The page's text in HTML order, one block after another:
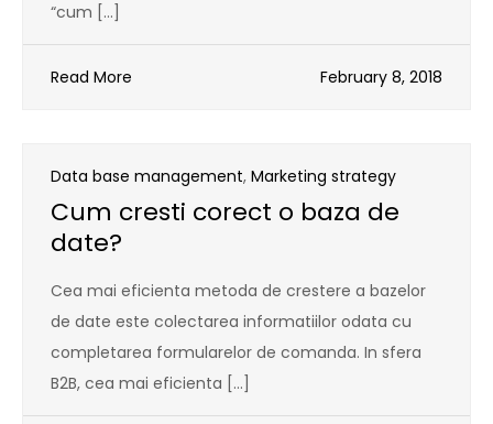
“cum […]
Read More February 8, 2018
Data base management, Marketing strategy
Cum cresti corect o baza de
date?
Cea mai eficienta metoda de crestere a bazelor
de date este colectarea informatiilor odata cu
completarea formularelor de comanda. In sfera
B2B, cea mai eficienta […]